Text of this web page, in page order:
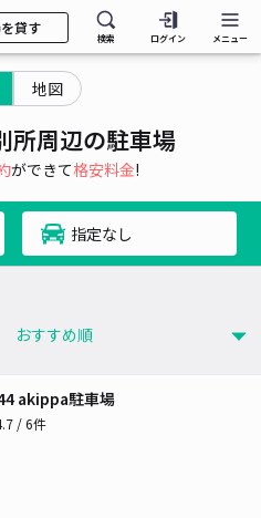
貸す
検索 ログイン メニュー
地図
所周辺の駐車場
ができて格安料金!
指定なし
akippa駐車場
/ 6件